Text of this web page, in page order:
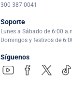
300 387 0041
Soporte
Lunes a Sábado de 6:00
Domingos y festivos de
Síguenos